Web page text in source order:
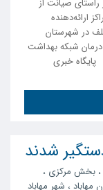
صیانت از
ارائه‌دهنده
در شهرستان
بر درمان شبکه بهداشت
خبری
شدند
، بخش مرکزی ،
مهاباد ، شهر مهاباد